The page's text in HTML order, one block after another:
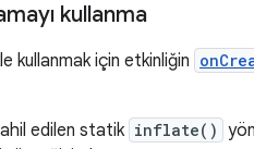
kullanma
kullanmak için etkinliğin
edilen statik inflate()